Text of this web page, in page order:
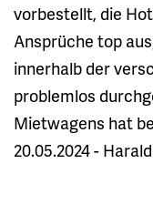
vorbestellt, die
Ansprüche top
innerhalb der
problemlos
Mietwagens hat
20.05.2024 -